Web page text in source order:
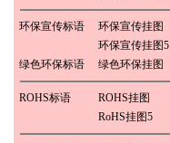
环保宣传标语
环保宣传挂图
环保宣传挂图5
绿色环保标语
绿色环保挂图
ROHS标语
ROHS挂图
RoHS挂图5